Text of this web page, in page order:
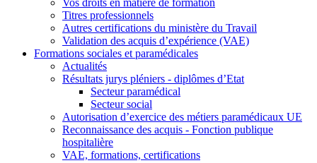
Vos droits en matière de formation
Titres professionnels
Autres certifications du ministère du Travail
Validation des acquis d’expérience (VAE)
Formations sociales et paramédicales
Actualités
Résultats jurys pléniers - diplômes d’Etat
Secteur paramédical
Secteur social
Autorisation d’exercice des métiers paramédicaux UE
Reconnaissance des acquis - Fonction publique
hospitalière
VAE, formations, certifications